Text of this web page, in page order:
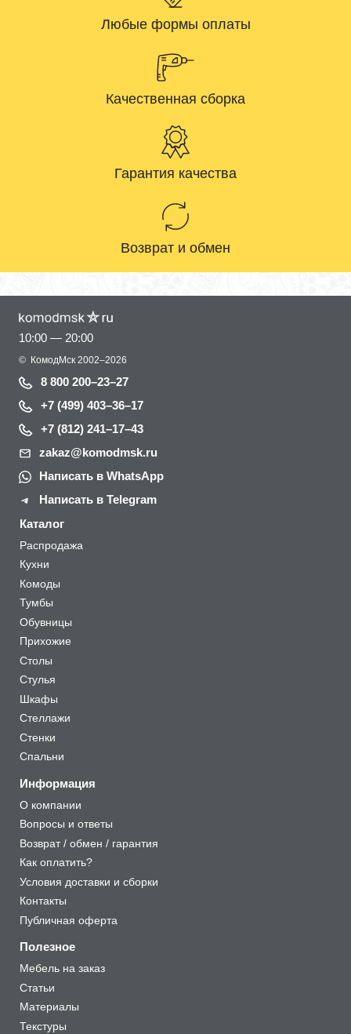
Любые формы оплаты
Качественная сборка
Гарантия качества
Возврат и обмен
10:00 — 20:00
© КомодМск 2002–2026
8 800 200–23–27
+7 (499) 403–36–17
+7 (812) 241–17–43
zakaz@komodmsk.ru
Написать в WhatsApp
Написать в Telegram
Каталог
Распродажа
Кухни
Комоды
Тумбы
Обувницы
Прихожие
Столы
Стулья
Шкафы
Стеллажи
Стенки
Спальни
Информация
О компании
Вопросы и ответы
Возврат / обмен / гарантия
Как оплатить?
Условия доставки и сборки
Контакты
Публичная оферта
Полезное
Мебель на заказ
Статьи
Материалы
Текстуры